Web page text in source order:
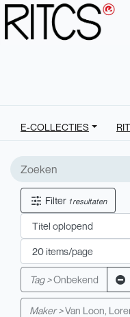
E-COLLECTIES
Filter 1 resultaten
Tag >Onbekend
Maker >Van Loon,